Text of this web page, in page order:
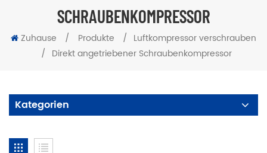
SCHRAUBENKOMPRESSOR
Zuhause / Produkte / Luftkompressor verschrauben
/ Direkt angetriebener Schraubenkompressor
Kategorien